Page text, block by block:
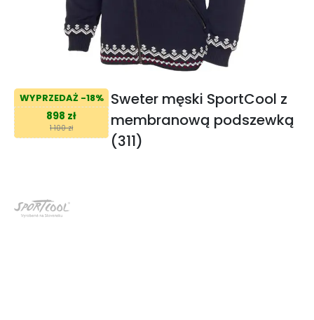
WYPRZEDAŻ -18%
898 zł
1 100 zł
Sweter męski SportCool z
membranową podszewką
(311)